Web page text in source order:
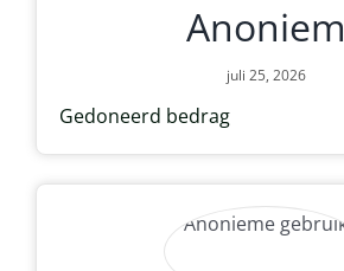
Anoniem
juli 25, 2026
Gedoneerd bedrag